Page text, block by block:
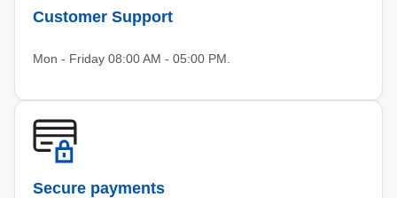
Customer Support
Mon - Friday 08:00 AM - 05:00 PM.
Secure payments